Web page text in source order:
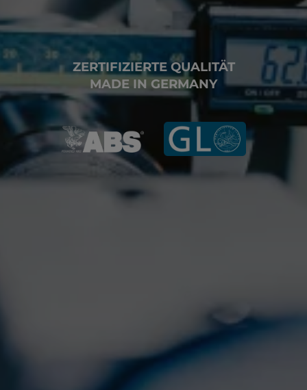
ZERTIFIZIERTE QUALITÄT
MADE IN GERMANY